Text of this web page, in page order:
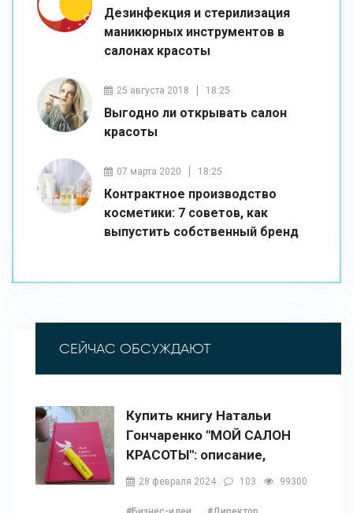
Дезинфекция и стерилизация
маникюрных инструментов в
салонах красоты
25 августа 2018 18:25
Выгодно ли открывать салон
красоты
07 марта 2020 18:25
Контрактное производство
косметики: 7 советов, как
выпустить собственный бренд
СЕЙЧАС ОБСУЖДАЮТ
Купить книгу Натальи
Гончаренко "МОЙ САЛОН
КРАСОТЫ": описание,
содержание, отзывы,
28 февраля 2024 103 99300